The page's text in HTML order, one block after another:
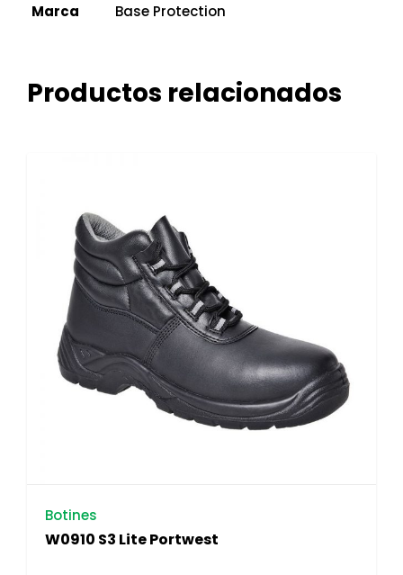
Marca Base Protection
Productos relacionados
Botines
W0910 S3 Lite Portwest